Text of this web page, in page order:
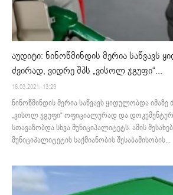
აუდიტი: ნინოწმინდის მერია საწვავს
ძვირად, ვიდრე შპს „ვისოლ ჯგუფი“...
16.03.2021. 13:29
ნინოწმინდის მერია საწვავს ყიდულობდა იმაზე
„ვისოლ ჯგუფი“ ოფიციალურად და
სთავაზობდა სხვა მუნიციპალიტეტს. ამის
მუნიციპალიტეტის საქმიანობის შესაბამისობის...